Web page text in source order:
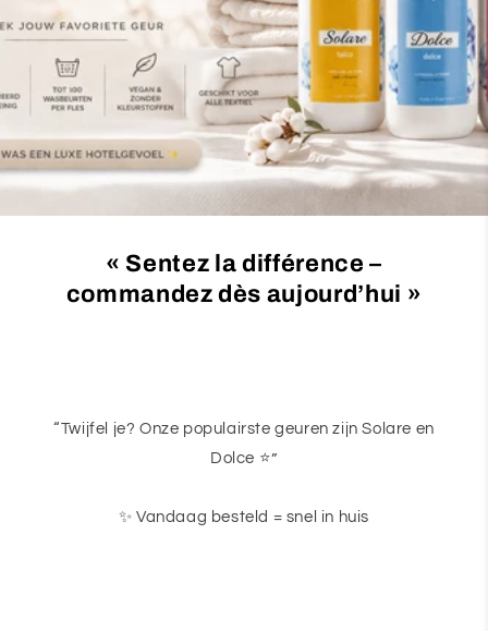
c
i
o
n
« Sentez la différence –
commandez dès aujourd’hui »
“Twijfel je? Onze populairste geuren zijn Solare en
Dolce ⭐”
✨ Vandaag besteld = snel in huis